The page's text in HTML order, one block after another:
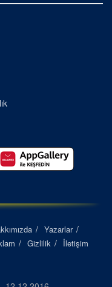
Yazarlar
Gizlilik İletişim